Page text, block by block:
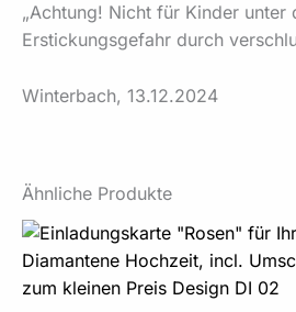
„Achtung! Nicht für Kinder unter
Erstickungsgefahr durch
Winterbach, 13.12.2024
Ähnliche Produkte
Preisspanne:
bis
29,70 €